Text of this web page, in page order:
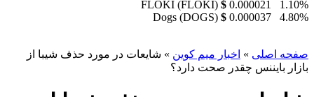
FLOKI (FLOKI) $ 0.000021
1.10%
Dogs (DOGS) $ 0.000037 4.80%
صفحه اصلی » اخبار میم کوین » شایعات در مورد حذف شیبا از
بازار بایننس چقدر صحت دارد؟